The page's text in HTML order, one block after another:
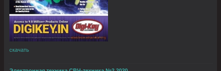
скачать